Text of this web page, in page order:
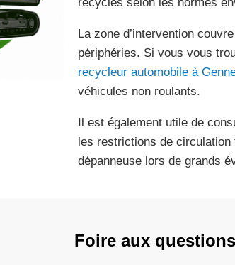
La zone d’intervention
périphéries. Si vous vous
recycleur automobile à
véhicules non roulants.
Il est également utile de
les restrictions de circulation
dépanneuse lors de grands
Foire aux